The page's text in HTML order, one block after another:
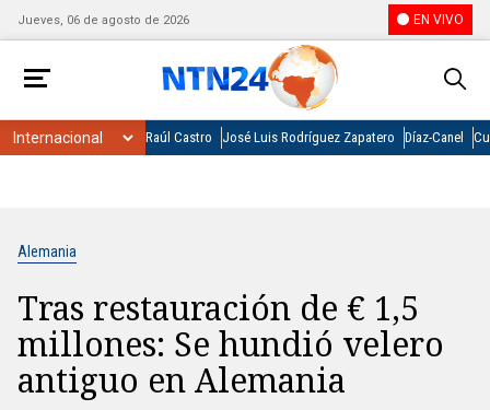
Jueves, 06 de agosto de 2026 EN VIVO
Raúl Castro José Luis Rodríguez Zapatero Díaz-Canel
Alemania
Tras restauración de € 1,5
millones: Se hundió velero
antiguo en Alemania